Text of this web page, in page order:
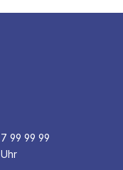
99 99 99